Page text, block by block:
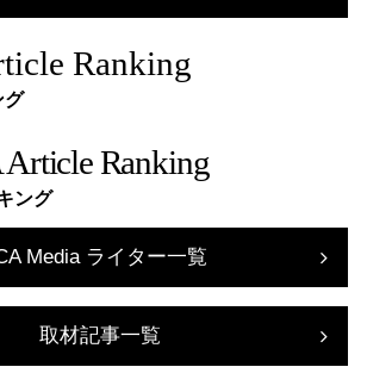
Ranking
グ
Article Ranking
ング
Media ライター一覧
取材記事一覧